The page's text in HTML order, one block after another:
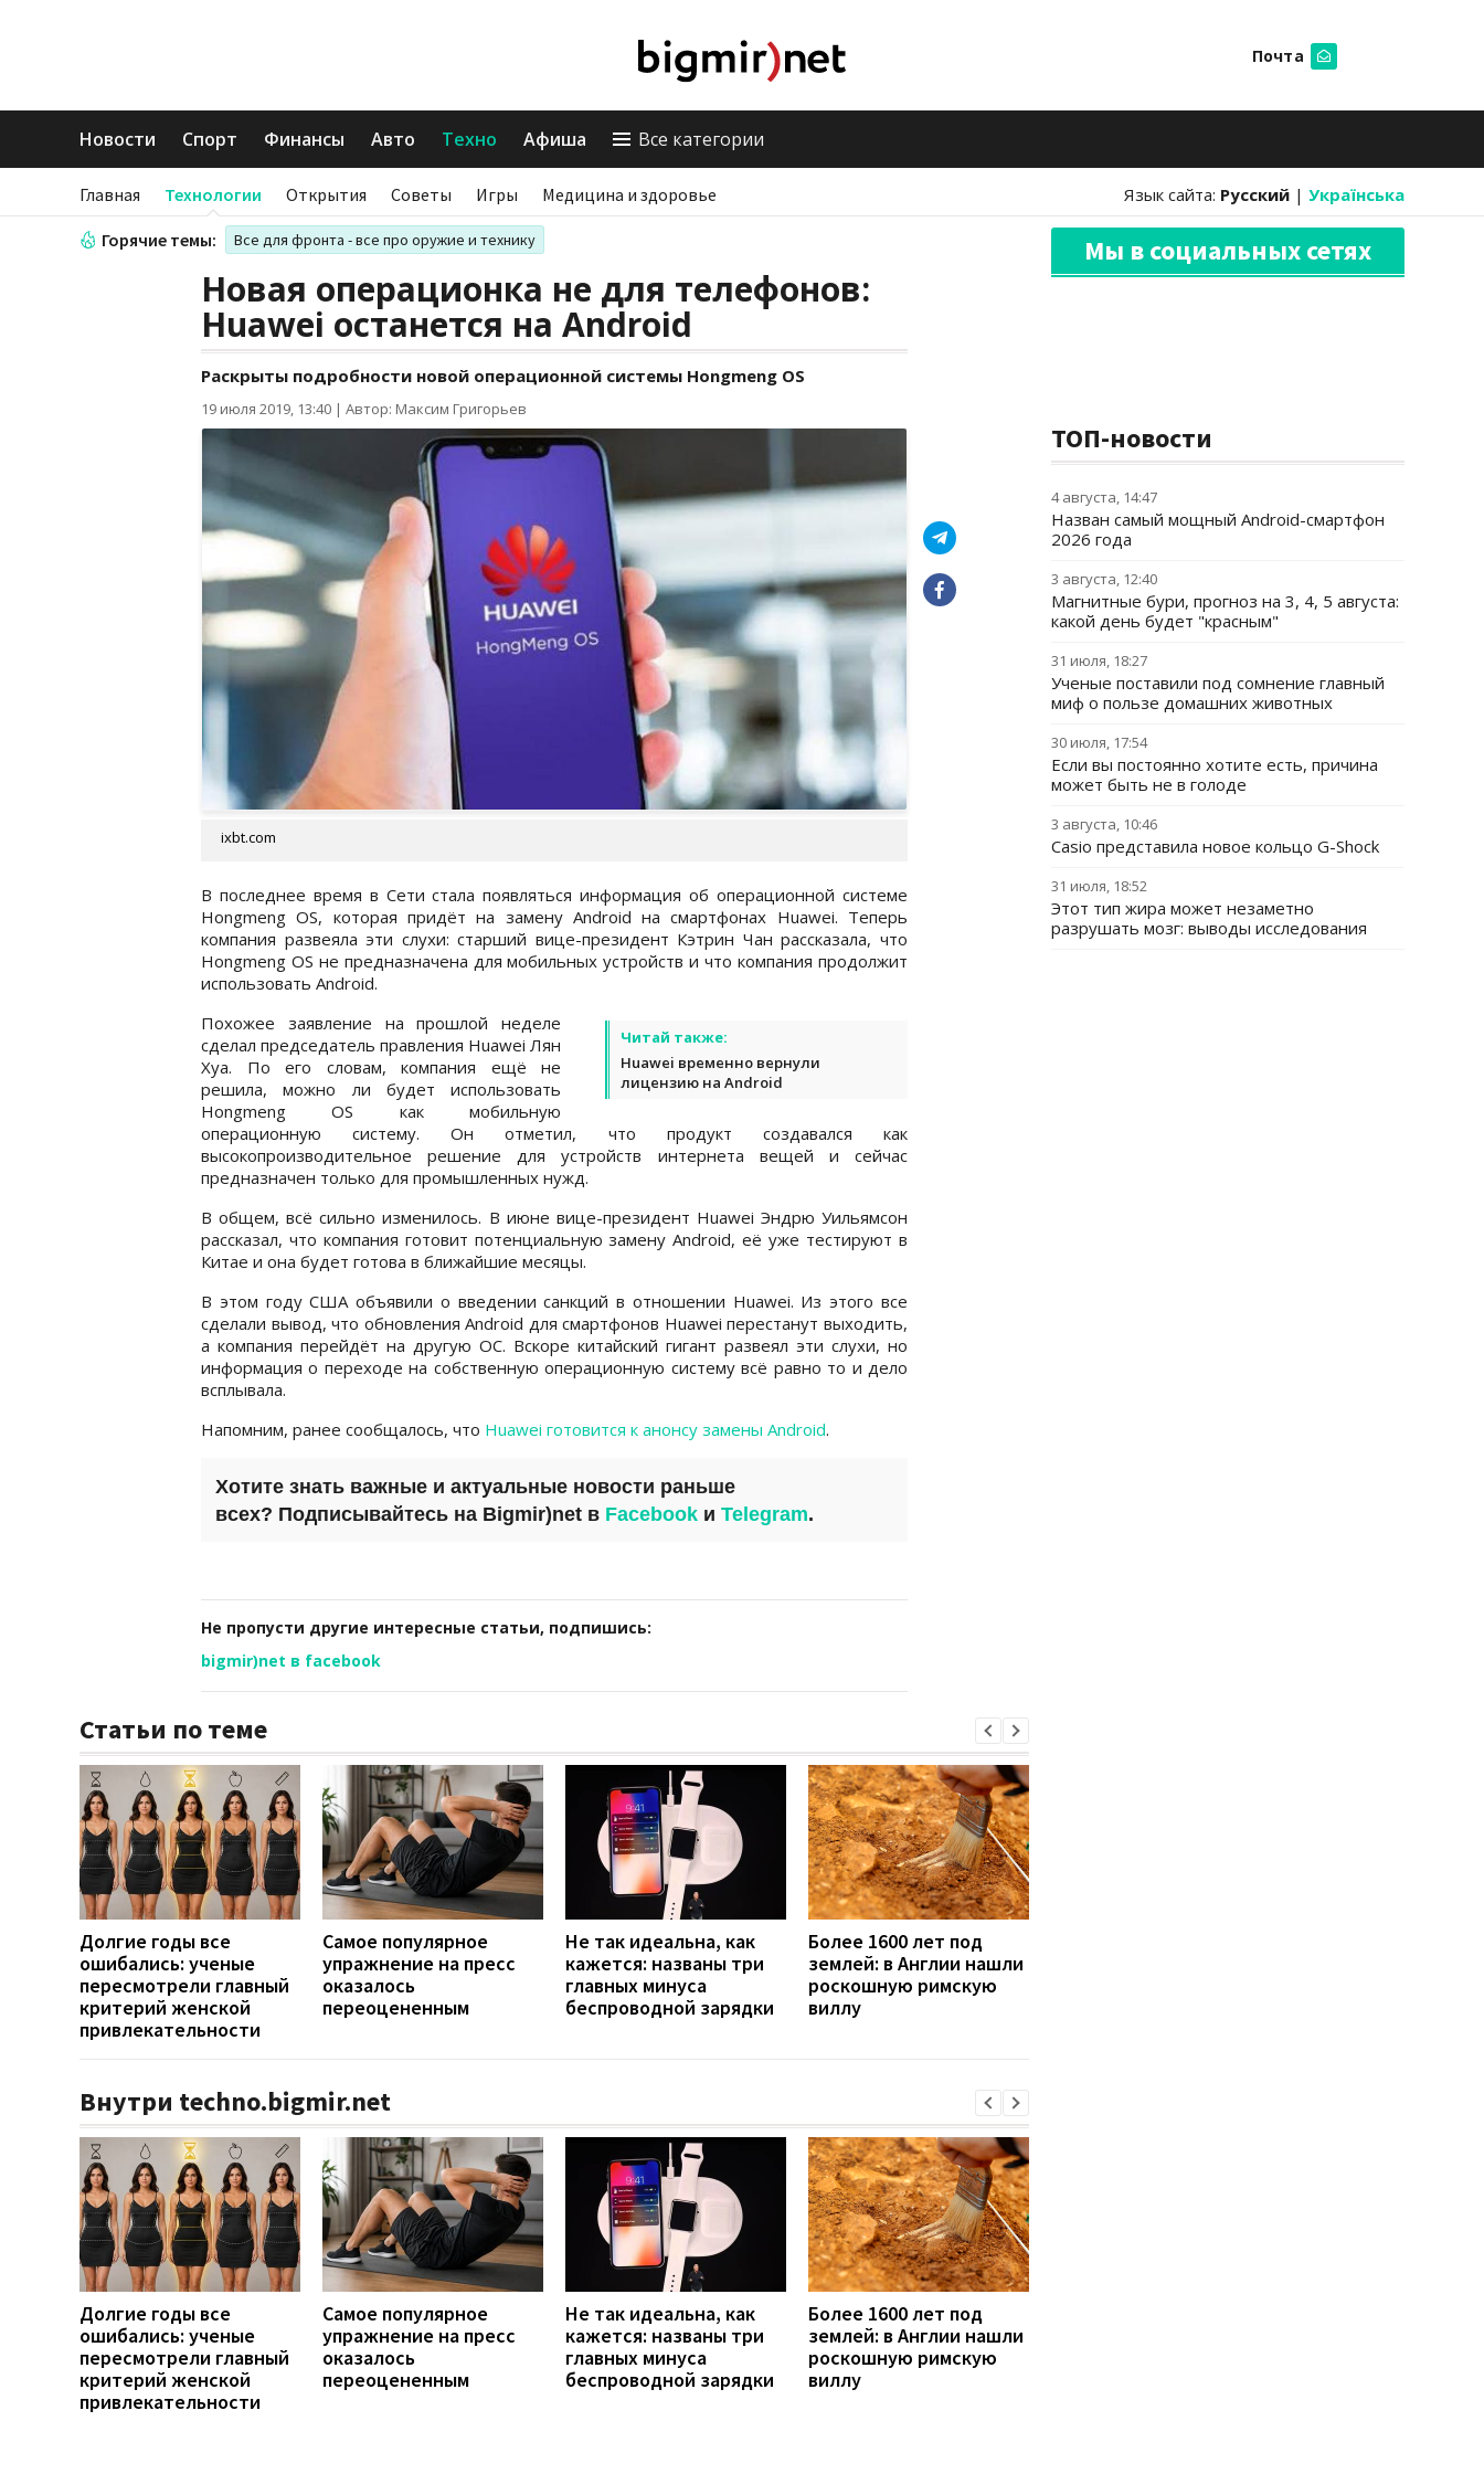
Почта
Новости Спорт Финансы Авто Техно Афиша Все категории
Главная Технологии Открытия Советы Игры Медицина и здоровье Язык сайта: Русский | Українська
Горячие темы: Все для фронта - все про оружие и технику
Новая операционка не для телефонов:
Huawei останется на Android
Раскрыты подробности новой операционной системы Hongmeng OS
19 июля 2019, 13:40 | Автор: Максим Григорьев
ixbt.com
В последнее время в Сети стала появляться информация об операционной системе
Hongmeng OS, которая придёт на замену Android на смартфонах Huawei. Теперь
компания развеяла эти слухи: старший вице-президент Кэтрин Чан рассказала, что
Hongmeng OS не предназначена для мобильных устройств и что компания продолжит
использовать Android.
Читай также:
Huawei временно вернули
лицензию на Android
Похожее заявление на прошлой неделе
сделал председатель правления Huawei Лян
Хуа. По его словам, компания ещё не
решила, можно ли будет использовать
Hongmeng OS как мобильную
операционную систему. Он отметил, что продукт создавался как
высокопроизводительное решение для устройств интернета вещей и сейчас
предназначен только для промышленных нужд.
В общем, всё сильно изменилось. В июне вице-президент Huawei Эндрю Уильямсон
рассказал, что компания готовит потенциальную замену Android, её уже тестируют в
Китае и она будет готова в ближайшие месяцы.
В этом году США объявили о введении санкций в отношении Huawei. Из этого все
сделали вывод, что обновления Android для смартфонов Huawei перестанут выходить,
а компания перейдёт на другую ОС. Вскоре китайский гигант развеял эти слухи, но
информация о переходе на собственную операционную систему всё равно то и дело
всплывала.
Напомним, ранее сообщалось, что Huawei готовится к анонсу замены Android.
Хотите знать важные и актуальные новости раньше
всех? Подписывайтесь на Bigmir)net в Facebook и Telegram.
Не пропусти другие интересные статьи, подпишись:
bigmir)net в facebook
Статьи по теме
Долгие годы все
ошибались: ученые
пересмотрели главный
критерий женской
привлекательности
Самое популярное
упражнение на пресс
оказалось
переоцененным
Не так идеальна, как
кажется: названы три
главных минуса
беспроводной зарядки
Более 1600 лет под
землей: в Англии нашли
роскошную римскую
виллу
Внутри techno.bigmir.net
Долгие годы все
ошибались: ученые
пересмотрели главный
критерий женской
привлекательности
Самое популярное
упражнение на пресс
оказалось
переоцененным
Не так идеальна, как
кажется: названы три
главных минуса
беспроводной зарядки
Более 1600 лет под
землей: в Англии нашли
роскошную римскую
виллу
Мы в социальных сетях
ТОП-новости
4 августа, 14:47
Назван самый мощный Android-смартфон
2026 года
3 августа, 12:40
Магнитные бури, прогноз на 3, 4, 5 августа:
какой день будет "красным"
31 июля, 18:27
Ученые поставили под сомнение главный
миф о пользе домашних животных
30 июля, 17:54
Если вы постоянно хотите есть, причина
может быть не в голоде
3 августа, 10:46
Casio представила новое кольцо G-Shock
31 июля, 18:52
Этот тип жира может незаметно
разрушать мозг: выводы исследования